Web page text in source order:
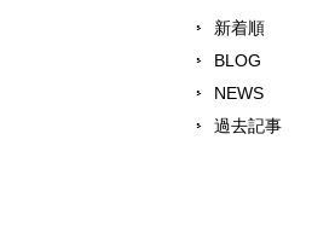
新着順
BLOG
NEWS
過去記事